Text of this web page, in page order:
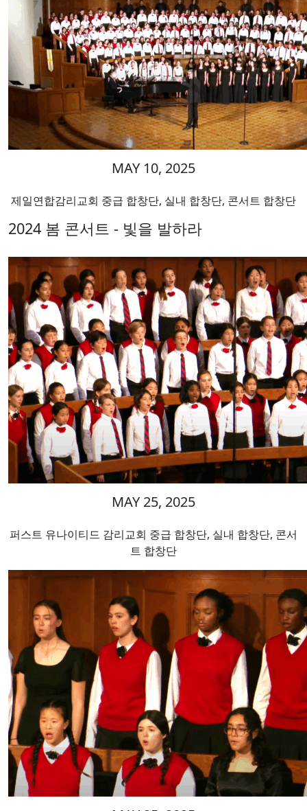
MAY 10, 2025
제일연합감리교회 중급 합창단, 실내 합창단, 콘서트 합창단
2024 봄 콘서트 - 빛을 발하라
MAY 25, 2025
퍼스트 유나이티드 감리교회 중급 합창단, 실내 합창단, 콘서
트 합창단